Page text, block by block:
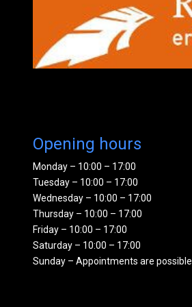
Opening hours
Monday – 10:00 – 17:00
Tuesday – 10:00 – 17:00
Wednesday – 10:00 – 17:00
Thursday – 10:00 – 17:00
Friday – 10:00 – 17:00
Saturday – 10:00 – 17:00
Sunday – Appointments are possible